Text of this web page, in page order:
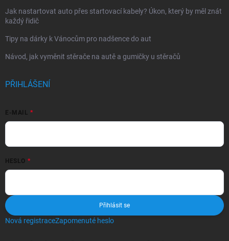
Jak nastartovat auto přes startovací kabely? Úkon, který by měl znát
každý řidič
Tipy na dárky k Vánocům pro nadšence do aut
Návod, jak vyměnit stěrače na autě a gumičky u stěračů
PŘIHLÁŠENÍ
E-MAIL
HESLO
Přihlásit se
Nová registraceZapomenuté heslo